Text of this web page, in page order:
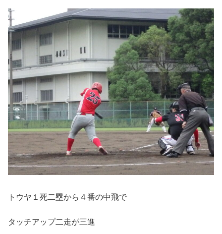
トウヤ１死二塁から４番の中飛で
タッチアップ二走が三進